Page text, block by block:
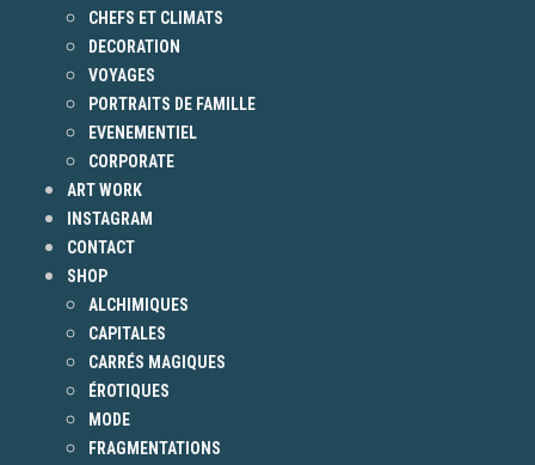
CHEFS ET CLIMATS
DECORATION
VOYAGES
PORTRAITS DE FAMILLE
EVENEMENTIEL
CORPORATE
ART WORK
INSTAGRAM
CONTACT
SHOP
ALCHIMIQUES
CAPITALES
CARRÉS MAGIQUES
ÉROTIQUES
MODE
FRAGMENTATIONS